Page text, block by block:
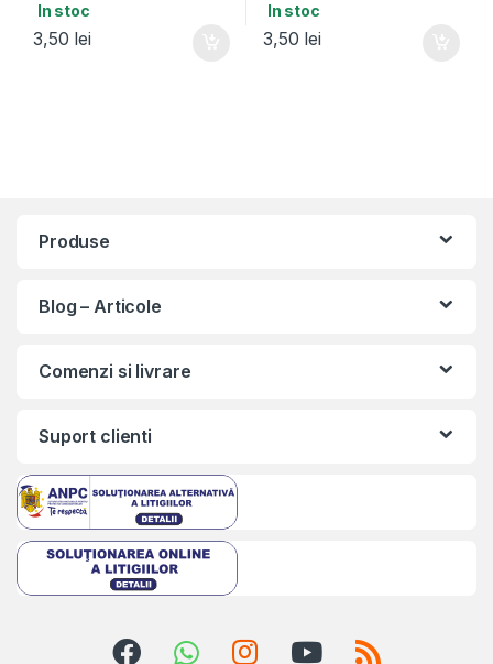
In stoc
3,50 lei
In stoc
3,50 lei
Produse
Blog – Articole
Comenzi si livrare
Suport clienti